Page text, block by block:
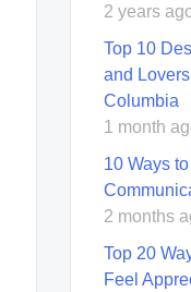
2 years
Top 10
and
Columbia
1 month
10 Ways
2 months
Top 20
Feel